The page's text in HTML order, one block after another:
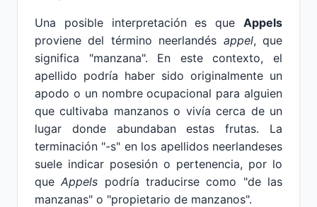
Una posible interpretación es que Appels
proviene del término neerlandés appel, que
significa "manzana". En este contexto, el
apellido podría haber sido originalmente un
apodo o un nombre ocupacional para alguien
que cultivaba manzanos o vivía cerca de un
lugar donde abundaban estas frutas. La
terminación "-s" en los apellidos neerlandeses
suele indicar posesión o pertenencia, por lo
queAppels podría traducirse como "de las
manzanas" o "propietario de manzanos".